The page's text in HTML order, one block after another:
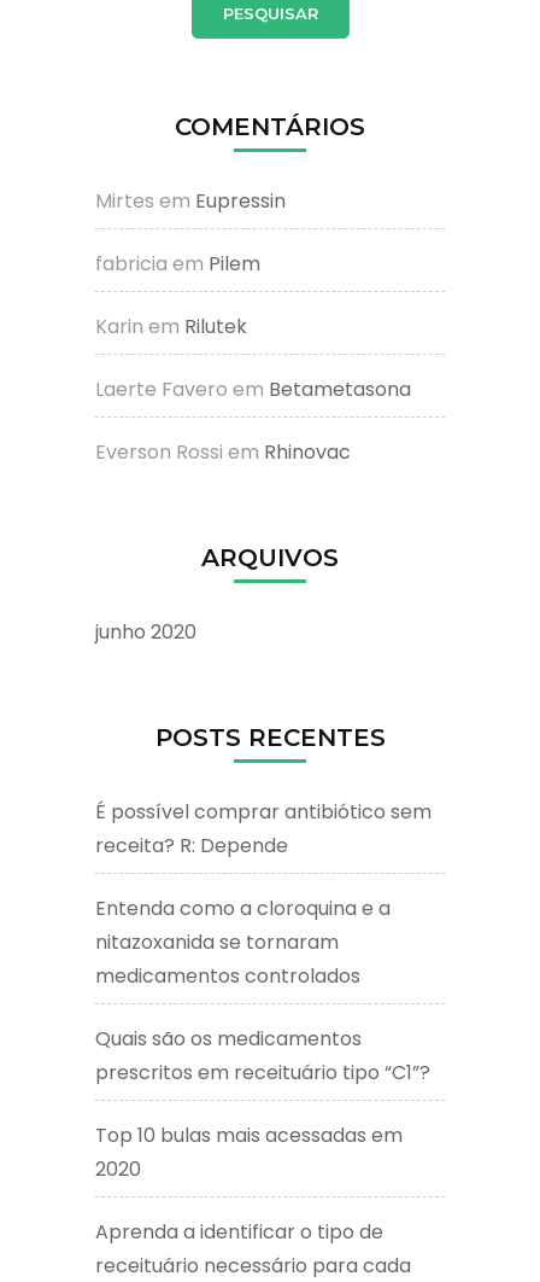
COMENTÁRIOS
Mirtes em Eupressin
fabricia em Pilem
Karin em Rilutek
Laerte Favero em Betametasona
Everson Rossi em Rhinovac
ARQUIVOS
junho 2020
POSTS RECENTES
É possível comprar antibiótico sem
receita? R: Depende
Entenda como a cloroquina e a
nitazoxanida se tornaram
medicamentos controlados
Quais são os medicamentos
prescritos em receituário tipo “C1”?
Top 10 bulas mais acessadas em
2020
Aprenda a identificar o tipo de
receituário necessário para cada